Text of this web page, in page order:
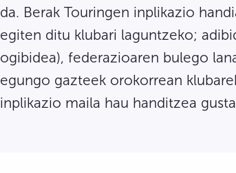
da. Berak Touringen inplikazio
egiten ditu klubari laguntzeko;
ogibidea), federazioaren bulego
egungo gazteek orokorrean
inplikazio maila hau handitzea